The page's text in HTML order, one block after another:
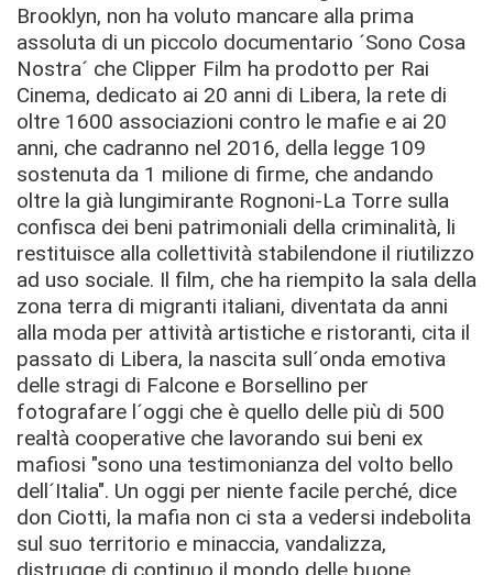
Brooklyn, non ha voluto mancare alla prima
assoluta di un piccolo documentario ´Sono Cosa
Nostra´ che Clipper Film ha prodotto per Rai
Cinema, dedicato ai 20 anni di Libera, la rete di
oltre 1600 associazioni contro le mafie e ai 20
anni, che cadranno nel 2016, della legge 109
sostenuta da 1 milione di firme, che andando
oltre la già lungimirante Rognoni-La Torre sulla
confisca dei beni patrimoniali della criminalità, li
restituisce alla collettività stabilendone il riutilizzo
ad uso sociale. Il film, che ha riempito la sala della
zona terra di migranti italiani, diventata da anni
alla moda per attività artistiche e ristoranti, cita il
passato di Libera, la nascita sull´onda emotiva
delle stragi di Falcone e Borsellino per
fotografare l´oggi che è quello delle più di 500
realtà cooperative che lavorando sui beni ex
mafiosi "sono una testimonianza del volto bello
dell´Italia". Un oggi per niente facile perché, dice
don Ciotti, la mafia non ci sta a vedersi indebolita
sul suo territorio e minaccia, vandalizza,
distrugge di continuo il mondo delle buone